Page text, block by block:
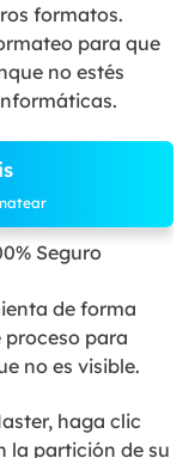
formatos.
para que
no estés
Seguro
de forma
para
no es visible.
haga clic
la partición de su